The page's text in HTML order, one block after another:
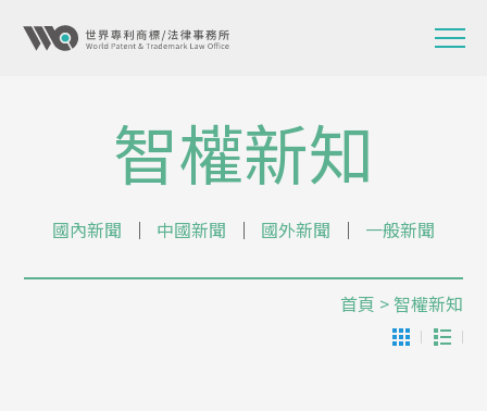
智權新知
國內新聞 │ 中國新聞 │ 國外新聞 │ 一般新聞
首頁 > 智權新知